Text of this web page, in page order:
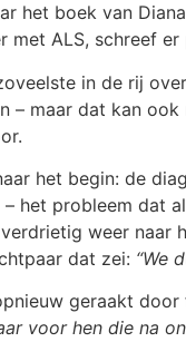
het boek van
met ALS, schreef
in de rij
– maar dat kan
het begin: de
het probleem dat
weer naar
dat zei: “We
geraakt
voor hen die na